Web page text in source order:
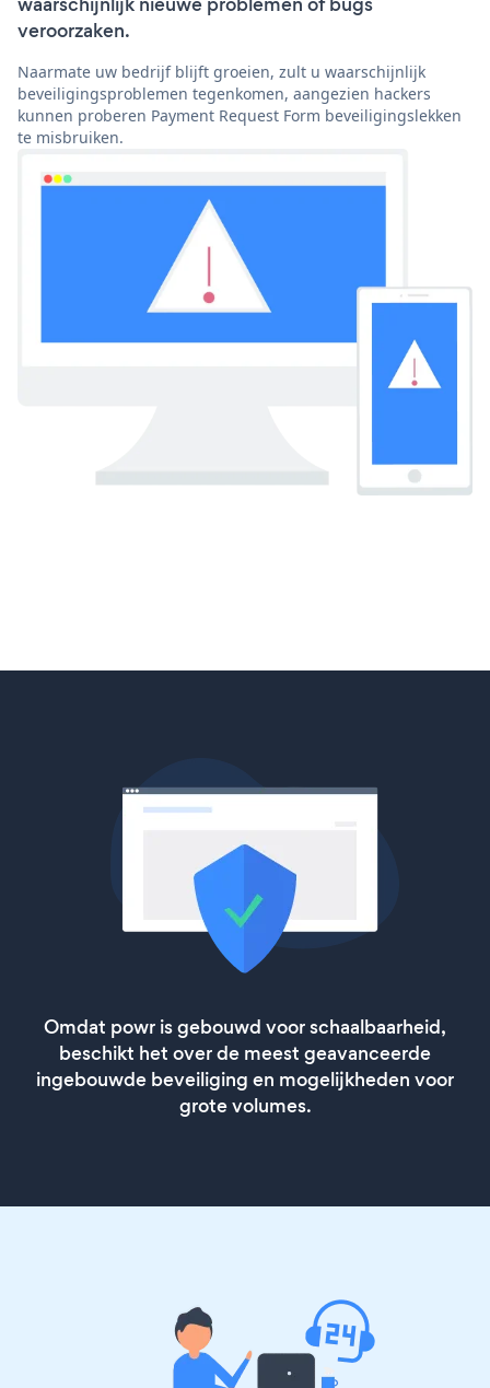
veroorzaken.
Naarmate uw bedrijf blijft groeien, zult u waarschijnlijk
beveiligingsproblemen tegenkomen, aangezien hackers
kunnen proberen Payment Request Form beveiligingslekken
te misbruiken.
Omdat powr is gebouwd voor schaalbaarheid,
beschikt het over de meest geavanceerde
ingebouwde beveiliging en mogelijkheden voor
grote volumes.